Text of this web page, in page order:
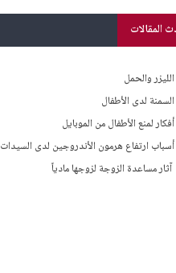
المقالات
الليزر والحمل
السمنة لدى الأطفال
أفكار لمنع الأطفال من الموبايل
أسباب ارتفاع هرمون الأندروجين لدى السيدات
آثار مساعدة الزوجة لزوجها مادياً